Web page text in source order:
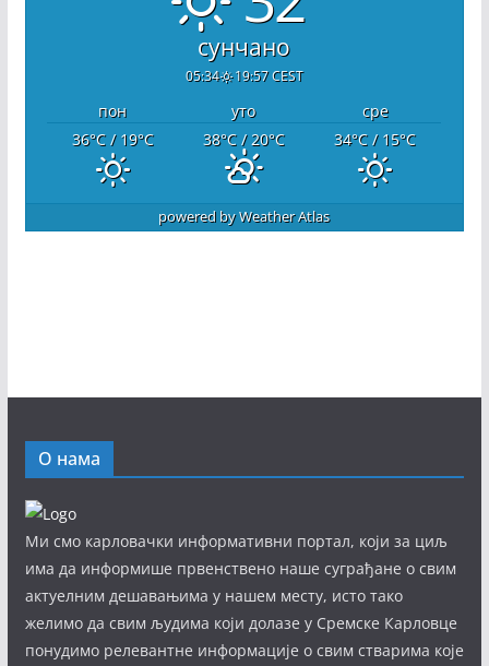
сунчано
05:34 19:57 CEST
пон уто
сре
36°C/ 19°C 38°C/ 20°C 34°C/ 15°C
powered byWeather Atlas
О нама
Ми смо карловачки информативни портал, који за циљ
има да информише првенствено наше суграђане о свим
актуелним дешавањима у нашем месту, исто тако
желимо да свим људима који долазе у Сремске Карловце
понудимо релевантне информације о свим стварима које